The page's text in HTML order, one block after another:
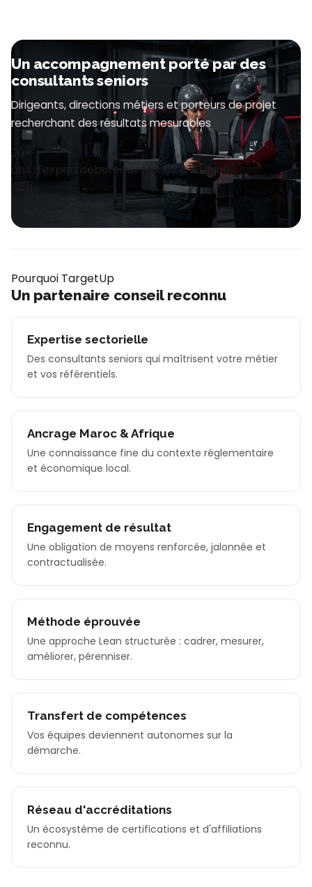
Un accompagnement porté par des
consultants seniors
Dirigeants, directions métiers et porteurs de projet
recherchant des résultats mesurables
20+
ans d'expertise
4
bureaux Maroc & Afrique
48h
Pourquoi TargetUp
Un partenaire conseil reconnu
Expertise sectorielle
Des consultants seniors qui maîtrisent votre métier
et vos référentiels.
Ancrage Maroc & Afrique
Une connaissance fine du contexte réglementaire
et économique local.
Engagement de résultat
Une obligation de moyens renforcée, jalonnée et
contractualisée.
Méthode éprouvée
Une approche Lean structurée : cadrer, mesurer,
améliorer, pérenniser.
Transfert de compétences
Vos équipes deviennent autonomes sur la
démarche.
Réseau d'accréditations
Un écosystème de certifications et d'affiliations
reconnu.